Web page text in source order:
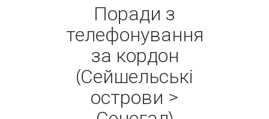
Поради з
телефонування
за кордон
(Сейшельські
острови >